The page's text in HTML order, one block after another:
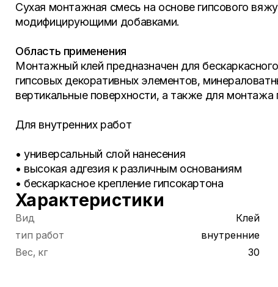
Сухая монтажная смесь на основе гипсового
модифицирующими добавками.
Область применения
Монтажный клей предназначен для
гипсовых декоративных элементов,
вертикальные поверхности, а также для
Для внутренних работ
• универсальный слой нанесения
• высокая адгезия к различным основаниям
• бескаркасное крепление гипсокартона
Характеристики
Вид
Клей
тип работ
внутренние
Вес, кг
30